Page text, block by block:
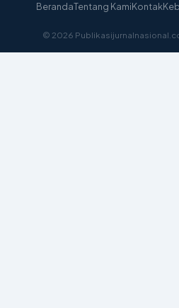
BerandaTentang KamiKontak
© 2026